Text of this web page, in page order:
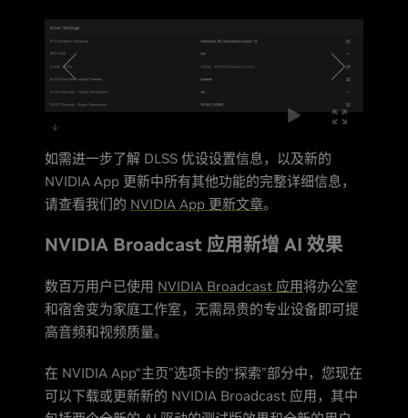
如需进一步了解 DLSS 优设设置信息，以及新的
NVIDIA App 更新中所有其他功能的完整详细信息，
请查看我们的 NVIDIA App 更新文章。
NVIDIA Broadcast 应用新增 AI 效果
数百万用户已使用 NVIDIA Broadcast 应用将办公室
和宿舍变为家庭工作室，无需昂贵的专业设备即可提
高音频和视频质量。
在 NVIDIA App“主页”选项卡的“探索”部分中，您现在
可以下载或更新新的 NVIDIA Broadcast 应用，其中